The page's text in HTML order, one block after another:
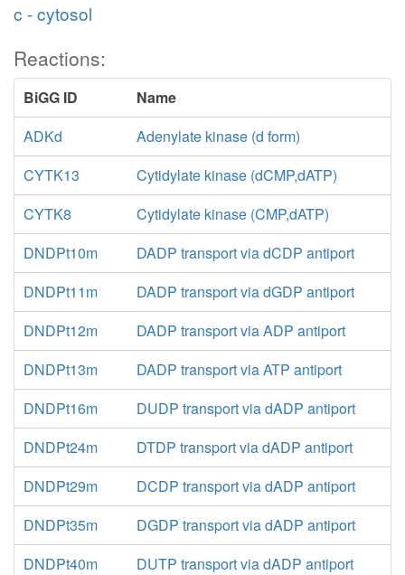
c - cytosol
Reactions:
BiGG ID
Name
ADKd
Adenylate kinase (d form)
CYTK13
Cytidylate kinase (dCMP,dATP)
CYTK8
Cytidylate kinase (CMP,dATP)
DNDPt10m
DADP transport via dCDP antiport
DNDPt11m
DADP transport via dGDP antiport
DNDPt12m
DADP transport via ADP antiport
DNDPt13m
DADP transport via ATP antiport
DNDPt16m
DUDP transport via dADP antiport
DNDPt24m
DTDP transport via dADP antiport
DNDPt29m
DCDP transport via dADP antiport
DNDPt35m
DGDP transport via dADP antiport
DNDPt40m
DUTP transport via dADP antiport